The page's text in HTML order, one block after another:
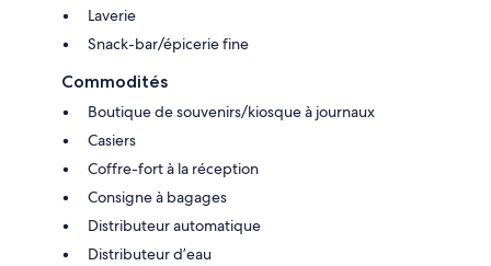
Laverie
Snack-bar/épicerie fine
Commodités
Boutique de souvenirs/kiosque à journaux
Casiers
Coffre-fort à la réception
Consigne à bagages
Distributeur automatique
Distributeur d’eau